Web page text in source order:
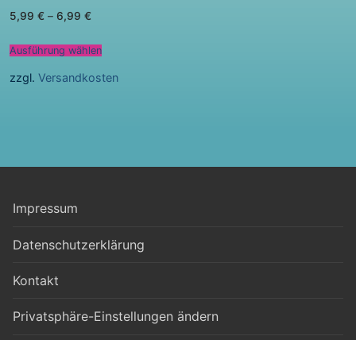
5,99 € – 6,99 €
Ausführung wählen
zzgl. Versandkosten
Impressum
Datenschutzerklärung
Kontakt
Privatsphäre-Einstellungen ändern